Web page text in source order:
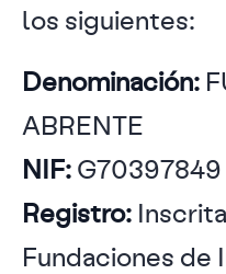
los siguientes:
Denominación:
ABRENTE
NIF:G70397849
Registro:
Fundaciones de